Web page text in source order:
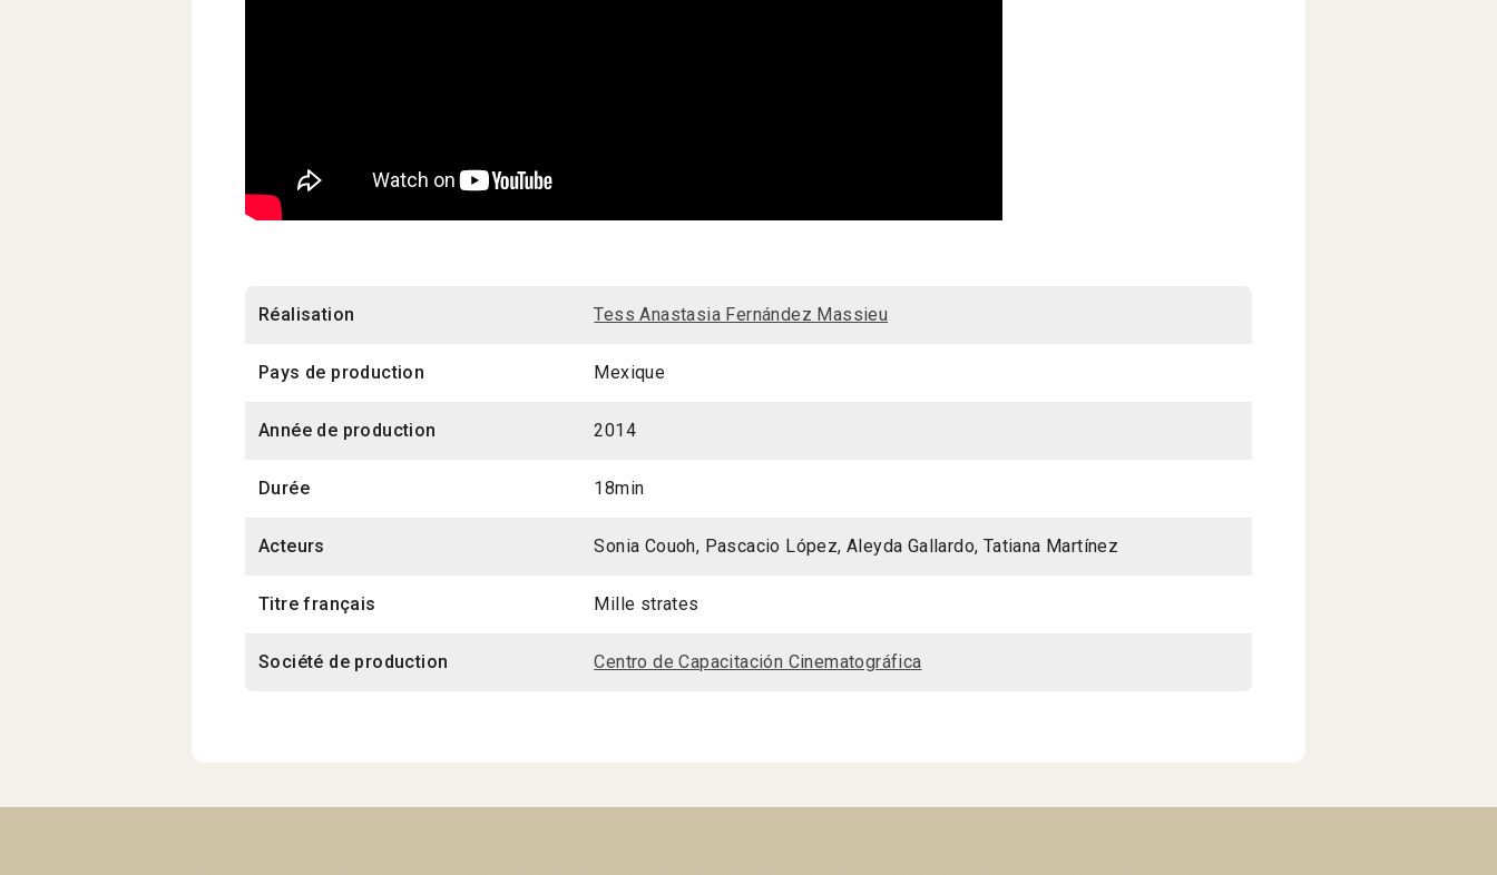
Réalisation Tess Anastasia Fernández Massieu
Pays de production Mexique
Année de production 2014
Durée 18min
Acteurs Sonia Couoh, Pascacio López, Aleyda Gallardo, Tatiana Martínez
Titre français Mille strates
Société de production Centro de Capacitación Cinematográfica